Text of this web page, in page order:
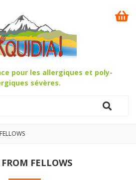
pour les allergiques et poly-
sévères.
FROM FELLOWS